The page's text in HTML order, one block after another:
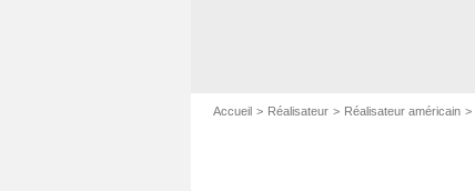
Accueil Réalisateur Réalisateur américain